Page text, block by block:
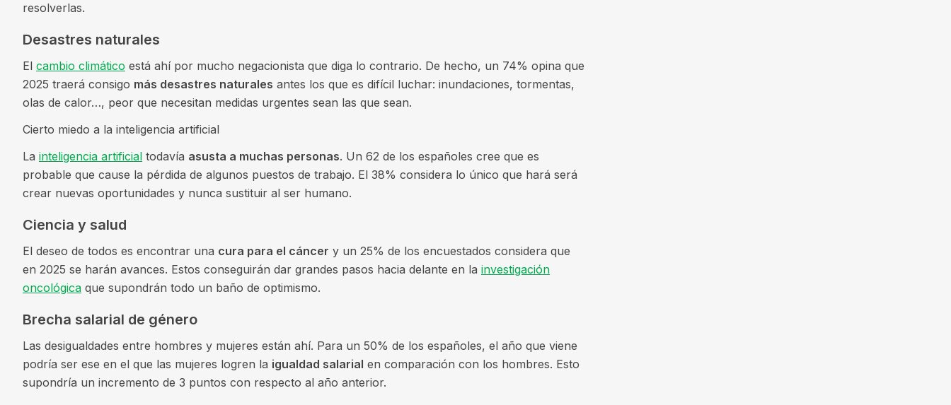
resolverlas.
Desastres naturales
El cambio climático está ahí por mucho negacionista que diga lo contrario. De hecho, un 74% opina que
2025 traerá consigo más desastres naturales antes los que es difícil luchar: inundaciones, tormentas,
olas de calor…, peor que necesitan medidas urgentes sean las que sean.
Cierto miedo a la inteligencia artificial
La inteligencia artificial todavía asusta a muchas personas. Un 62 de los españoles cree que es
probable que cause la pérdida de algunos puestos de trabajo. El 38% considera lo único que hará será
crear nuevas oportunidades y nunca sustituir al ser humano.
Ciencia y salud
El deseo de todos es encontrar una cura para el cáncer y un 25% de los encuestados considera que
en 2025 se harán avances. Estos conseguirán dar grandes pasos hacia delante en la investigación
oncológica que supondrán todo un baño de optimismo.
Brecha salarial de género
Las desigualdades entre hombres y mujeres están ahí. Para un 50% de los españoles, el año que viene
podría ser ese en el que las mujeres logren la igualdad salarial en comparación con los hombres. Esto
supondría un incremento de 3 puntos con respecto al año anterior.